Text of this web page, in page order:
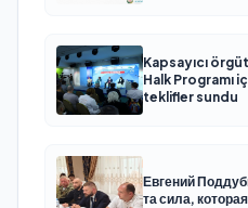
Kapsayıcı
Halk Programı
teklifler sundu
Евгений
та сила,